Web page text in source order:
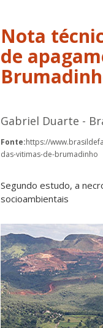
Nota
de
Gabriel Duarte -
Fonte:https://
das-vitimas-de-brumadinho
Segundo estudo, a
socioambientais